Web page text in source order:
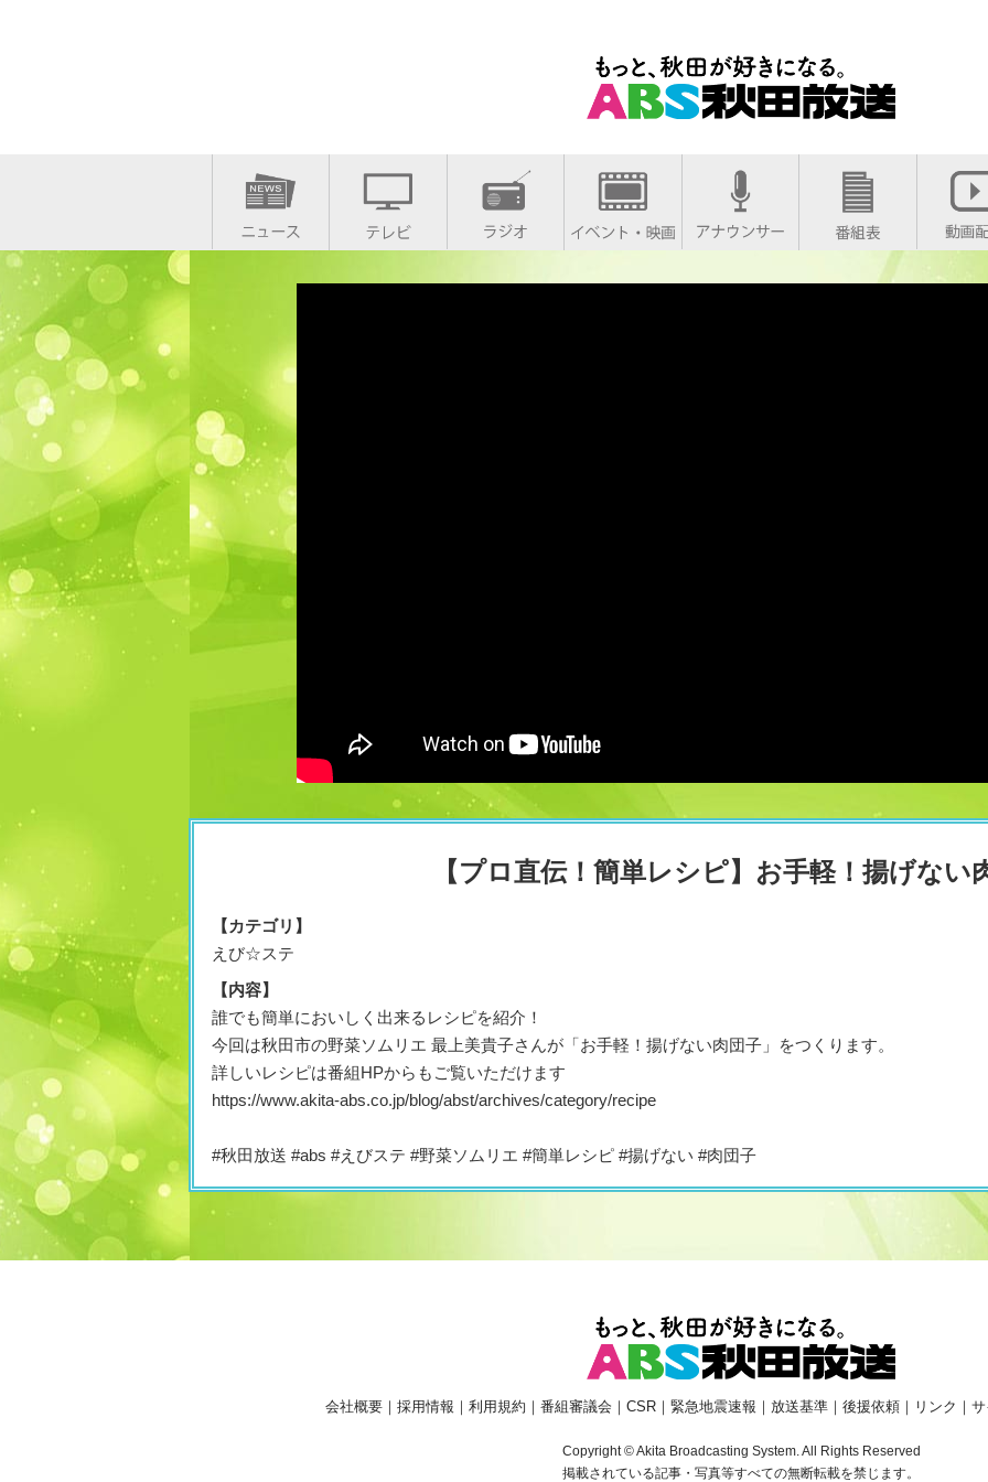
【プロ直伝！簡単レシピ】お手軽！揚げない
【カテゴリ】
えび☆ステ
【内容】
誰でも簡単においしく出来るレシピを紹介！
今回は秋田市の野菜ソムリエ 最上美貴子さんが「お手軽！揚げない肉団子」をつくります。
詳しいレシピは番組HPからもご覧いただけます
https://www.akita-abs.co.jp/blog/abst/archives/category/recipe
#秋田放送 #abs #えびステ #野菜ソムリエ #簡単レシピ #揚げない #肉団子
会社概要｜ 採用情報 ｜ 利用規約 ｜ 番組審議会 ｜ CSR｜ 緊急地震速報 ｜ 放送基準｜ 後援依頼｜ リンク ｜
Copyright © Akita Broadcasting System. All Rights Reserved
掲載されている記事・写真等すべての無断転載を禁じます。